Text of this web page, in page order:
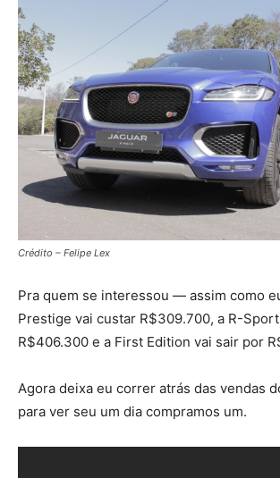
Crédito – Felipe Lex
Pra quem se interessou — assim como
Prestige vai custar R$309.700, a R-
R$406.300 e a First Edition vai sair por
Agora deixa eu correr atrás das vendas
para ver seu um dia compramos um.